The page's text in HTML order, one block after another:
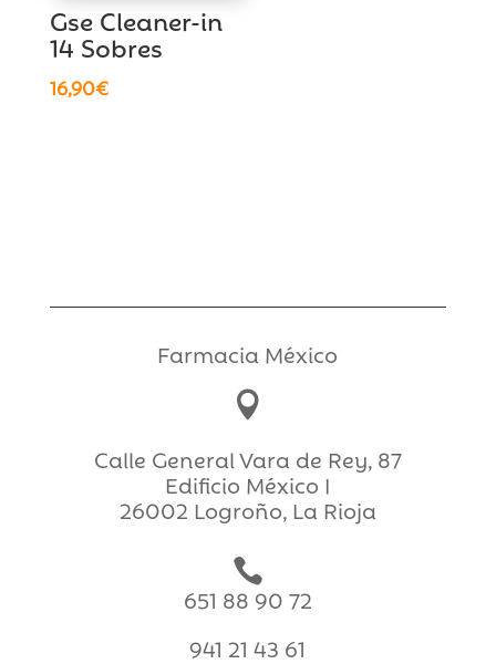
Gse Cleaner-in
14 Sobres
16,90€
Farmacia México

Calle General Vara de Rey, 87
Edificio México I
26002 Logroño, La Rioja

651 88 90 72
941 21 43 61